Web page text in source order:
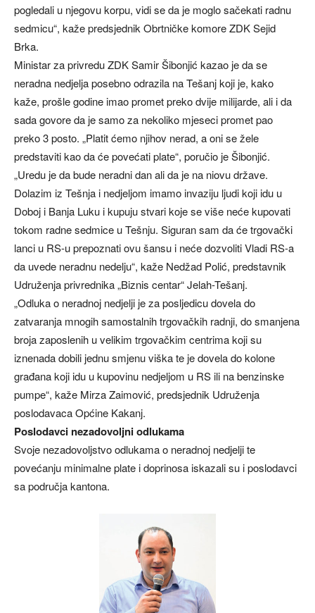
pogledali u njegovu korpu, vidi se da je moglo sačekati radnu
sedmicu“, kaže predsjednik Obrtničke komore ZDK Sejid
Brka.
Ministar za privredu ZDK Samir Šibonjić kazao je da se
neradna nedjelja posebno odrazila na Tešanj koji je, kako
kaže, prošle godine imao promet preko dvije milijarde, ali i da
sada govore da je samo za nekoliko mjeseci promet pao
preko 3 posto. „Platit ćemo njihov nerad, a oni se žele
predstaviti kao da će povećati plate“, poručio je Šibonjić.
„Uredu je da bude neradni dan ali da je na niovu države.
Dolazim iz Tešnja i nedjeljom imamo invaziju ljudi koji idu u
Doboj i Banja Luku i kupuju stvari koje se više neće kupovati
tokom radne sedmice u Tešnju. Siguran sam da će trgovački
lanci u RS-u prepoznati ovu šansu i neće dozvoliti Vladi RS-a
da uvede neradnu nedelju“, kaže Nedžad Polić, predstavnik
Udruženja privrednika „Biznis centar“ Jelah-Tešanj.
„Odluka o neradnoj nedjelji je za posljedicu dovela do
zatvaranja mnogih samostalnih trgovačkih radnji, do smanjena
broja zaposlenih u velikim trgovačkim centrima koji su
iznenada dobili jednu smjenu viška te je dovela do kolone
građana koji idu u kupovinu nedjeljom u RS ili na benzinske
pumpe“, kaže Mirza Zaimović, predsjednik Udruženja
poslodavaca Općine Kakanj.
Poslodavci nezadovoljni odlukama
Svoje nezadovoljstvo odlukama o neradnoj nedjelji te
povećanju minimalne plate i doprinosa iskazali su i poslodavci
sa područja kantona.